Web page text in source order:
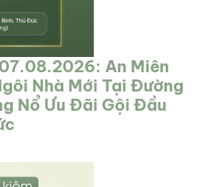
07.08.2026: An Miên
Nhà Mới Tại Đường
Nổ Ưu Đãi Gội Đầu